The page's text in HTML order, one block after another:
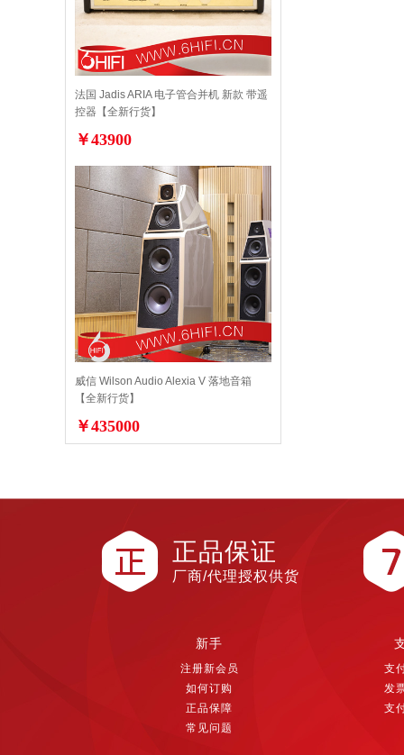
法国 Jadis ARIA 电子管合并机 新款 带遥
控器【全新行货】
￥43900
威信 Wilson Audio Alexia V 落地音箱
【全新行货】
￥435000
正品保证
厂商/代理授权供货
新手
注册新会员
如何订购
正品保障
常见问题
支
发
支